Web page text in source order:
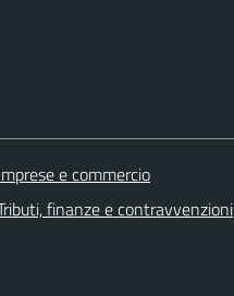
e commercio
finanze e contravvenzioni